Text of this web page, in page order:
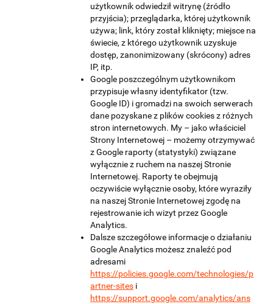
użytkownik odwiedził witrynę (źródło
przyjścia); przeglądarka, której użytkownik
używa; link, który został kliknięty; miejsce na
świecie, z którego użytkownik uzyskuje
dostęp, zanonimizowany (skrócony) adres
IP, itp.
Google poszczególnym użytkownikom
przypisuje własny identyfikator (tzw.
Google ID) i gromadzi na swoich serwerach
dane pozyskane z plików cookies z różnych
stron internetowych. My – jako właściciel
Strony Internetowej – możemy otrzymywać
z Google raporty (statystyki) związane
wyłącznie z ruchem na naszej Stronie
Internetowej. Raporty te obejmują
oczywiście wyłącznie osoby, które wyraziły
na naszej Stronie Internetowej zgodę na
rejestrowanie ich wizyt przez Google
Analytics.
Dalsze szczegółowe informacje o działaniu
Google Analytics możesz znaleźć pod
adresami
https://policies.google.com/technologies/p
artner-sites i
https://support.google.com/analytics/ans